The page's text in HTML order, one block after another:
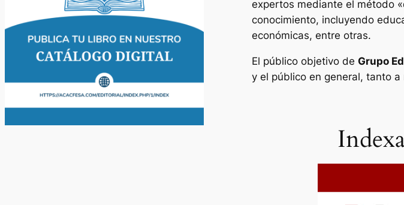
expertos mediante el método
conocimiento, incluyendo
económicas, entre otras.
El público objetivo de Grupo
y el público en general, tanto